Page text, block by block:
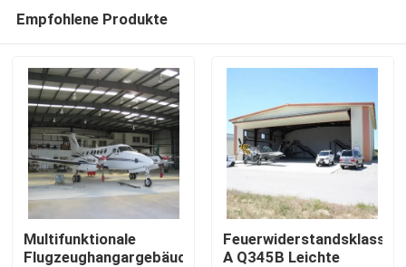
Zu Hause
Empfohlene Produkte
Multifunktionale
Flugzeughangargebäude
Feuerwiderstandsklasse
A Q345B Leichte